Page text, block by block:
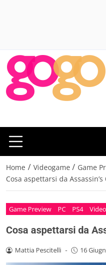
Home / Videogame / Game
Cosa aspettarsi da
Game Preview PC PS4
Cosa aspettarsi da
Mattia Pescitelli - 16